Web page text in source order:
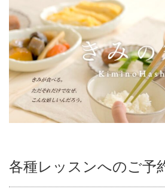
各種レッスンへのご予